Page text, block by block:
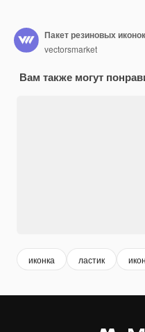
Пакет резиновых иконок
vectorsmarket
Вам также могут
иконка ластик